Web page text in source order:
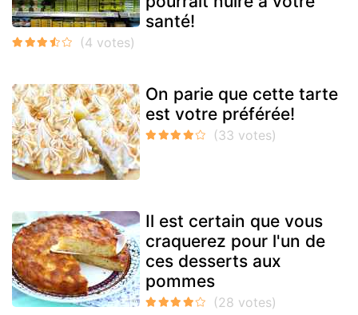
santé!
On parie que cette tarte
est votre préférée!
Il est certain que vous
craquerez pour l'un de
ces desserts aux
pommes